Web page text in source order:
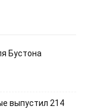
Бустона
выпустил 214